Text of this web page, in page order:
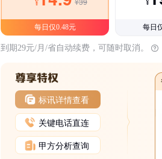
¥
每日仅0.48元
¥
每日
到期29元/月/省自动续费，可随时取消。
标讯详情查看
关键电话直连
甲方分析查询